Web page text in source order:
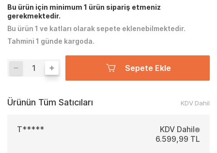
Bu ürün için minimum 1 ürün sipariş etmeniz
gerekmektedir.
Bu ürün 1 ve katları olarak sepete eklenebilmektedir.
Tahmini 1 günde kargoda.
Sepete Ekle
Ürünün Tüm Satıcıları KDV Dahil
T*****
KDV Dahil
6.599,99 TL